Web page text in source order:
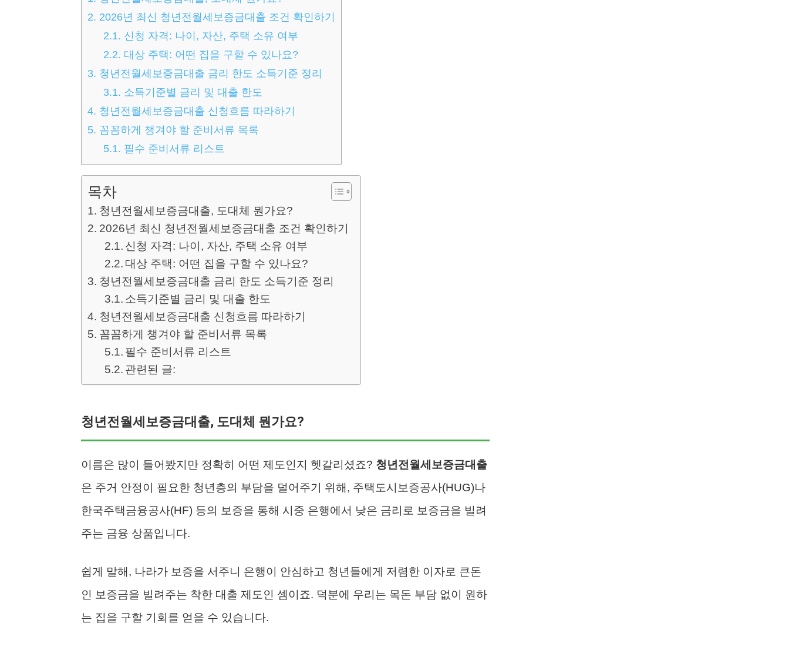
2. 2026년 최신 청년전월세보증금대출 조건 확인하기
2.1. 신청 자격: 나이, 자산, 주택 소유 여부
2.2. 대상 주택: 어떤 집을 구할 수 있나요?
3. 청년전월세보증금대출 금리 한도 소득기준 정리
3.1. 소득기준별 금리 및 대출 한도
4. 청년전월세보증금대출 신청흐름 따라하기
5. 꼼꼼하게 챙겨야 할 준비서류 목록
5.1. 필수 준비서류 리스트
목차
청년전월세보증금대출, 도대체 뭔가요?
2026년 최신 청년전월세보증금대출 조건 확인하기
신청 자격: 나이, 자산, 주택 소유 여부
대상 주택: 어떤 집을 구할 수 있나요?
청년전월세보증금대출 금리 한도 소득기준 정리
소득기준별 금리 및 대출 한도
청년전월세보증금대출 신청흐름 따라하기
꼼꼼하게 챙겨야 할 준비서류 목록
필수 준비서류 리스트
관련된 글:
청년전월세보증금대출, 도대체 뭔가요?
이름은 많이 들어봤지만 정확히 어떤 제도인지 헷갈리셨죠? 청년전월세보증금대출
은 주거 안정이 필요한 청년층의 부담을 덜어주기 위해, 주택도시보증공사(HUG)나
한국주택금융공사(HF) 등의 보증을 통해 시중 은행에서 낮은 금리로 보증금을 빌려
주는 금융 상품입니다.
쉽게 말해, 나라가 보증을 서주니 은행이 안심하고 청년들에게 저렴한 이자로 큰돈
인 보증금을 빌려주는 착한 대출 제도인 셈이죠. 덕분에 우리는 목돈 부담 없이 원하
는 집을 구할 기회를 얻을 수 있습니다.